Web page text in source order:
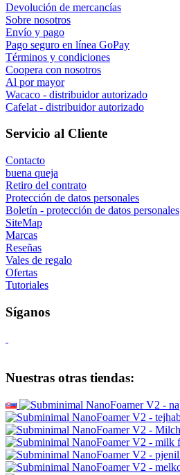
Devolución de mercancías
Sobre nosotros
Envío y pago
Pago seguro en línea GoPay
Términos y condiciones
Coopera con nosotros
Al por mayor
Wacaco - distribuidor autorizado
Cafelat - distribuidor autorizado
Servicio al Cliente
Contacto
buena queja
Retiro del contrato
Protección de datos personales
Boletín - protección de datos personales
SiteMap
Marcas
Reseñas
Vales de regalo
Ofertas
Tutoriales
Síganos
Nuestras otras tiendas: